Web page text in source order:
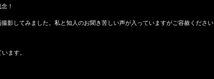
！
影してみました。私と知人のお聞き苦しい声が入っていますがご容赦ください
ます。